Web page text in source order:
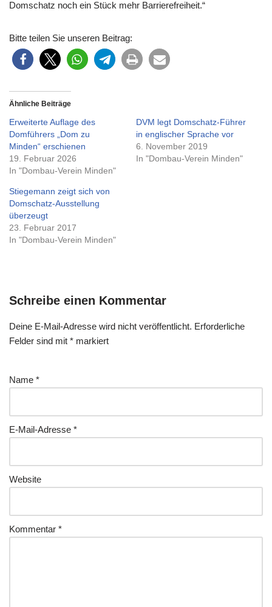
Domschatz noch ein Stück mehr Barrierefreiheit.“
Bitte teilen Sie unseren Beitrag:
Ähnliche Beiträge
Erweiterte Auflage des
Domführers „Dom zu
Minden“ erschienen
19. Februar 2026
In "Dombau-Verein Minden"
DVM legt Domschatz-Führer
in englischer Sprache vor
6. November 2019
In "Dombau-Verein Minden"
Stiegemann zeigt sich von
Domschatz-Ausstellung
überzeugt
23. Februar 2017
In "Dombau-Verein Minden"
Schreibe einen Kommentar
Deine E-Mail-Adresse wird nicht veröffentlicht. Erforderliche
Felder sind mit * markiert
Name *
E-Mail-Adresse *
Website
Kommentar *